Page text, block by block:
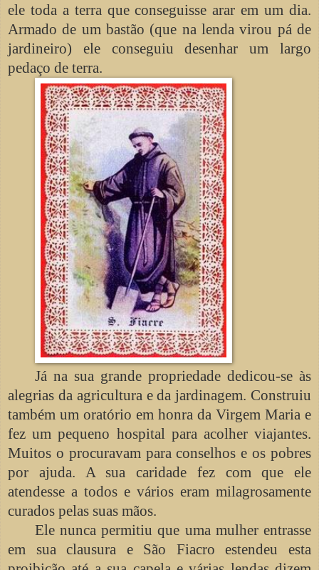
ele toda a terra que conseguisse arar em um dia.
Armado de um bastão (que na lenda virou pá de
jardineiro) ele conseguiu desenhar um largo
pedaço de terra.
Já na sua grande propriedade dedicou-se às
alegrias da agricultura e da jardinagem. Construiu
também um oratório em honra da Virgem Maria e
fez um pequeno hospital para acolher viajantes.
Muitos o procuravam para conselhos e os pobres
por ajuda. A sua caridade fez com que ele
atendesse a todos e vários eram milagrosamente
curados pelas suas mãos.
Ele nunca permitiu que uma mulher entrasse
em sua clausura e São Fiacro estendeu esta